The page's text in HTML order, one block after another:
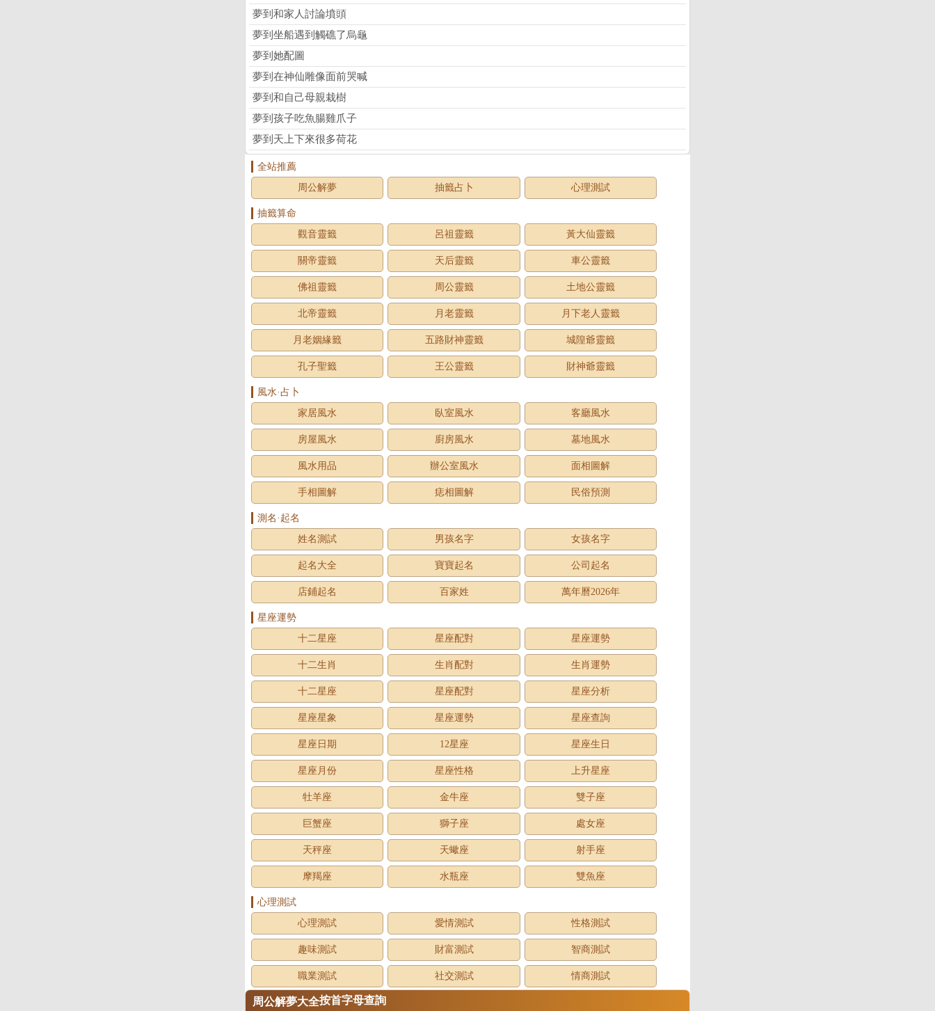
夢到和家人討論墳頭
夢到坐船遇到觸礁了烏龜
夢到她配圖
夢到在神仙雕像面前哭喊
夢到和自己母親栽樹
夢到孩子吃魚腸雞爪子
夢到天上下來很多荷花
全站推薦
周公解夢
抽籤占卜 心理測試
抽籤算命
觀音靈籤
呂祖靈籤 黃大仙靈籤
關帝靈籤 天后靈籤 車公靈籤
佛祖靈籤 周公靈籤 土地公靈籤
北帝靈籤 月老靈籤 月下老人靈籤
月老姻緣籤 五路財神靈籤 城隍爺靈籤
孔子聖籤 王公靈籤 財神爺靈籤
風水·占卜
家居風水
臥室風水 客廳風水
房屋風水 廚房風水 墓地風水
風水用品 辦公室風水 面相圖解
手相圖解 痣相圖解 民俗預測
測名·起名
姓名測試
男孩名字 女孩名字
起名大全 寶寶起名 公司起名
店鋪起名 百家姓 萬年曆2026年
星座運勢
十二星座
星座配對 星座運勢
十二生肖 生肖配對 生肖運勢
十二星座 星座配對 星座分析
星座星象 星座運勢 星座查詢
星座日期 12星座 星座生日
星座月份 星座性格 上升星座
牡羊座 金牛座 雙子座
巨蟹座 獅子座 處女座
天秤座 天蠍座 射手座
摩羯座 水瓶座 雙魚座
心理測試
心理測試
愛情測試 性格測試
趣味測試 財富測試 智商測試
職業測試 社交測試 情商測試
周公解夢大全按首字母查詢